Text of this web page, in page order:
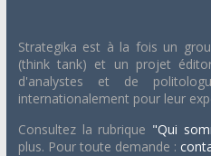
Strategika est à la fois un
(think tank) et un projet
d'analystes et de
internationalement pour leur
Consultez la rubrique "Qui
plus. Pour toute demande :